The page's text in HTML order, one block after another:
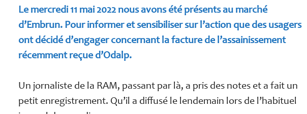
Le mercredi 11 mai 2022 nous avons été présents au marché
d’Embrun. Pour informer et sensibiliser sur l’action que des usagers
ont décidé d’engager concernant la facture de l’assainissement
récemment reçue d’Odalp.
Un jornaliste de la RAM, passant par là, a pris des notes et a fait un
petit enregistrement. Qu’il a diffusé le lendemain lors de l’habituel